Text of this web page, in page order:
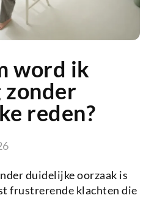
word ik
reden?
duidelijke oorzaak is
frustrerende klachten die